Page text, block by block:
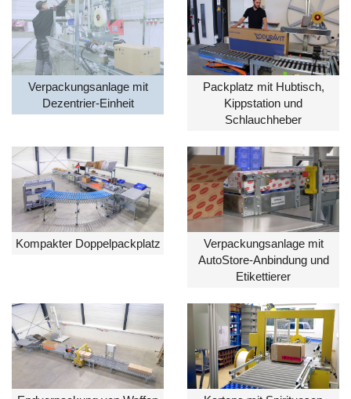
Verpackungsanlage mit
Dezentrier-Einheit
Packplatz mit Hubtisch,
Kippstation und
Schlauchheber
Kompakter Doppelpackplatz
Verpackungsanlage mit
AutoStore-Anbindung und
Etikettierer